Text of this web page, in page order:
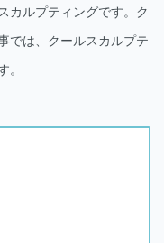
カルプティングです。ク
では、クールスカルプテ